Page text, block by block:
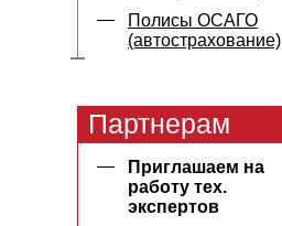
Полисы ОСАГО
(автострахование)
Партнерам
Приглашаем на
работу тех.
экспертов